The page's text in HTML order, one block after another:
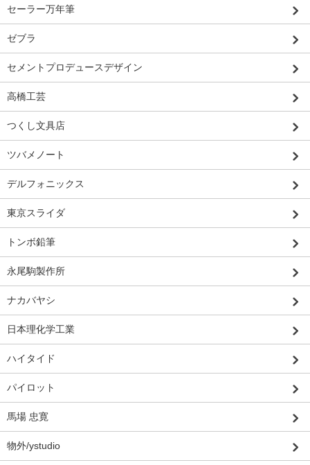
セーラー万年筆
ゼブラ
セメントプロデュースデザイン
高橋工芸
つくし文具店
ツバメノート
デルフォニックス
東京スライダ
トンボ鉛筆
永尾駒製作所
ナカバヤシ
日本理化学工業
ハイタイド
パイロット
馬場 忠寛
物外/ystudio